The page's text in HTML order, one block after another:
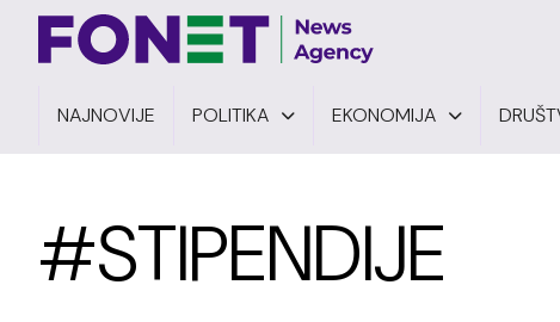
NAJNOVIJE POLITIKA EKONOMIJA
#STIPENDIJE